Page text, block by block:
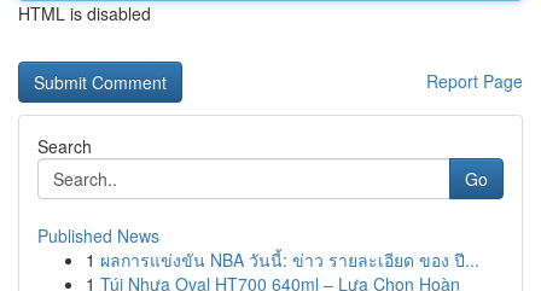
HTML is disabled
Report Page
Search
Go
Published News
1 ผลการแข่งขัน NBA วันนี้: ข่าว รายละเอียด ของ ปี...
1 Túi Nhựa Oval HT700 640ml – Lựa Chọn Hoàn